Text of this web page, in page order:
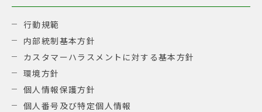
行動規範
内部統制基本方針
カスタマーハラスメントに対する基本方針
環境方針
個人情報保護方針
個人番号及び特定個人情報